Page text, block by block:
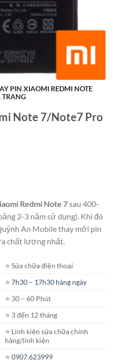
PIN XIAOMI REDMI NOTE
TRANG
Note 7/Note7 Pro
Redmi Note 7sau 400-
2-3 năm sử dụng). Khi đó
An Mobile thay mới pin
chất lượng nhất.
⭐️ Sửa chữa điện thoại
⭐️7h30 – 17h30 hàng ngày
⭐️ 30 – 60 Phút
⭐️ 3 đến 12 tháng
⭐️ Linh kiện sửa chữa chính
hãng/linh kiện
⭐️0907.623999